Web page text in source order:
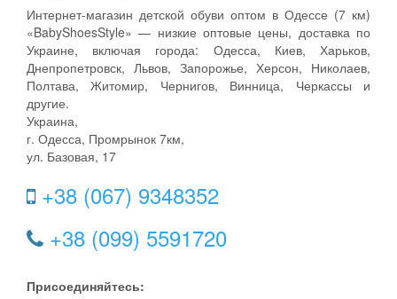
Интернет-магазин детской обуви оптом в Одессе (7 км)
«BabyShoesStyle» — низкие оптовые цены, доставка по
Украине, включая города: Одесса, Киев, Харьков,
Днепропетровск, Львов, Запорожье, Херсон, Николаев,
Полтава, Житомир, Чернигов, Винница, Черкассы и
другие.
Украина,
г. Одесса, Промрынок 7км,
ул. Базовая, 17
+38 (067) 9348352
+38 (099) 5591720
Присоединяйтесь: